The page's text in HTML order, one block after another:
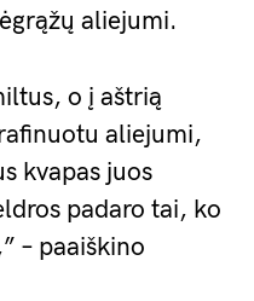
aliejumi.
o į aštrią
aliejumi,
kvapas juos
padaro tai, ko
– paaiškino